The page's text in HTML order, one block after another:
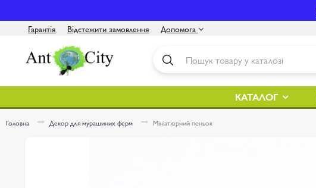
Гарантія Відстежити замовлення Допомога
Контакти
Інструкція
КАТАЛОГ
Головна Декор для мурашиних ферм Мініатюрний пеньок